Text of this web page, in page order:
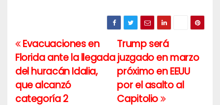
Navegación
de
entradas
Trump será
juzgado en marzo
próximo en EEUU
por el asalto al
Capitolio
Evacuaciones en
Florida ante la llegada
del huracán Idalia,
que alcanzó
categoría 2